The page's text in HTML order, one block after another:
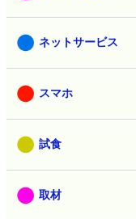
ネットサービス
スマホ
試食
取材